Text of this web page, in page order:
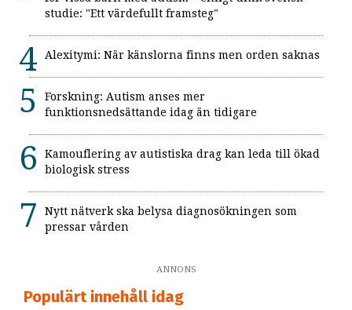
studie: "Ett värdefullt framsteg"
Alexitymi: När känslorna finns men orden saknas
Forskning: Autism anses mer
funktionsnedsättande idag än tidigare
Kamouflering av autistiska drag kan leda till ökad
biologisk stress
Nytt nätverk ska belysa diagnosökningen som
pressar vården
ANNONS
Populärt innehåll idag